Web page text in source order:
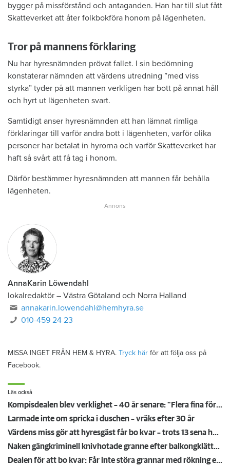
bygger på missförstånd och antaganden. Han har till slut fått
Skatteverket att åter folkbokföra honom på lägenheten.
Tror på mannens förklaring
Nu har hyresnämnden prövat fallet. I sin bedömning
konstaterar nämnden att värdens utredning ”med viss
styrka” tyder på att mannen verkligen har bott på annat håll
och hyrt ut lägenheten svart.
Samtidigt anser hyresnämnden att han lämnat rimliga
förklaringar till varför andra bott i lägenheten, varför olika
personer har betalat in hyrorna och varför Skatteverket har
haft så svårt att få tag i honom.
Därför bestämmer hyresnämnden att mannen får behålla
lägenheten.
AnnaKarin Löwendahl
lokalredaktör – Västra Götaland och Norra Halland
annakarin.lowendahl@hemhyra.se
010-459 24 23
MISSA INGET FRÅN HEM & HYRA. Tryck här för att följa oss på
Facebook.
Läs också
Kompisdealen blev verklighet – 40 år senare: "Flera fina fördelar med att dela bostad"
Larmade inte om spricka i duschen – vräks efter 30 år
Värdens miss gör att hyresgäst får bo kvar – trots 13 sena hyror
Naken gängkriminell knivhotade granne efter balkongklättring
Dealen för att bo kvar: Får inte störa grannar med rökning eller utsätta dem för brandfara